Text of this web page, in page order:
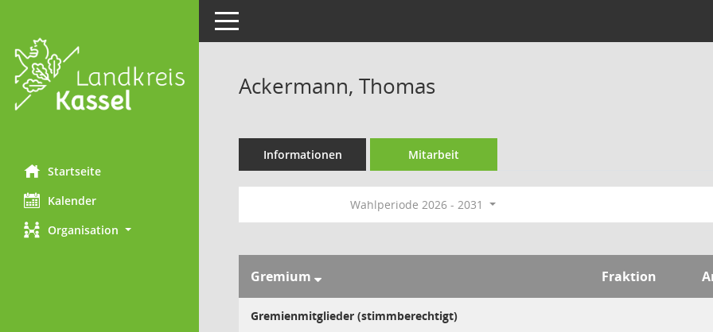
Startseite
Kalender
Organisation
Toggle navigation
Ackermann, Thomas
Informationen Mitarbeit
Wahlperiode 2026 - 2031
Gremium Fraktion
Gremienmitglieder (stimmberechtigt)